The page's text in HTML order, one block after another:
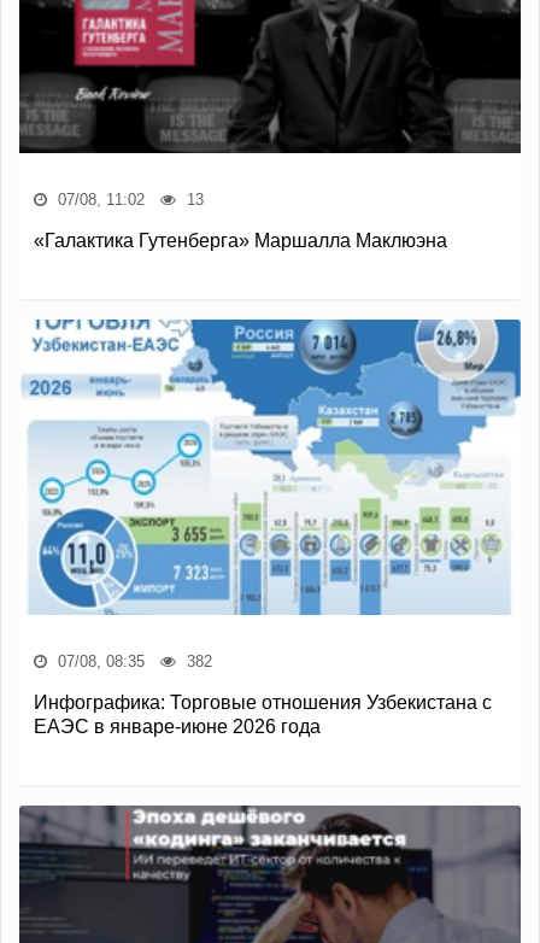
07/08, 11:02 13
«Галактика Гутенберга» Маршалла Маклюэна
07/08, 08:35 382
Инфографика: Торговые отношения Узбекистана с
ЕАЭС в январе-июне 2026 года